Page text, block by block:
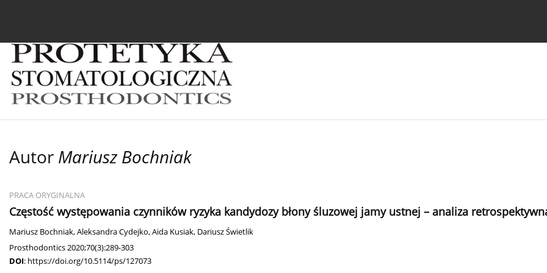
Autor Mariusz Bochniak
PRACA ORYGINALNA
Częstość występowania czynników ryzyka kandydozy błony śluzowej jamy ustnej – analiza
Mariusz Bochniak,Aleksandra Cydejko,Aida Kusiak, Dariusz Świetlik
Prosthodontics 2020;70(3):289-303
DOI: https://doi.org/10.5114/ps/127073